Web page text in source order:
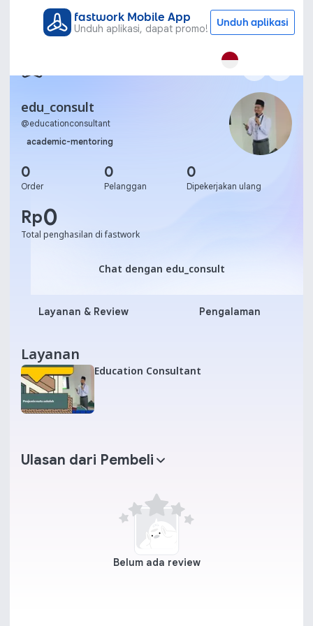
fastwork Mobile App
Unduh aplikasi, dapat promo! Unduh aplikasi
edu_consult
@educationconsultant
academic-mentoring
0
Order
0
Pelanggan
0
Dipekerjakan ulang
Rp0
Total penghasilan di fastwork
Chat dengan edu_consult
Chat dengan edu_consult
Layanan & Review Pengalaman
Layanan
Education Consultant
Ulasan dari Pembeli
Belum ada review